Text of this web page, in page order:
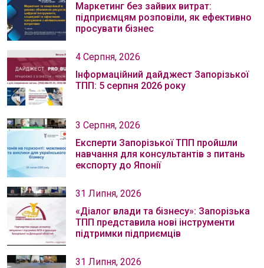
Маркетинг без зайвих витрат:
підприємцям розповіли, як ефективно
просувати бізнес
4 Серпня, 2026
Інформаційний дайджест Запорізької
ТПП: 5 серпня 2026 року
3 Серпня, 2026
Експерти Запорізької ТПП пройшли
навчання для консультантів з питань
експорту до Японії
31 Липня, 2026
«Діалог влади та бізнесу»: Запорізька
ТПП представила нові інструменти
підтримки підприємців
31 Липня, 2026